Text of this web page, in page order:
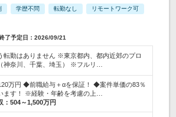
学歴不問 転勤なし リモートワーク可
了予定日：2026/09/21
転勤はありません ※東京都内、都内近郊のプロ
神奈川、千葉、埼玉） ※フルリ…
万円 ◆前職給与＋αを保証！ ◆案件単価の83％
ます！ ※経験・年齢を考慮の上…
： 504～1,500万円